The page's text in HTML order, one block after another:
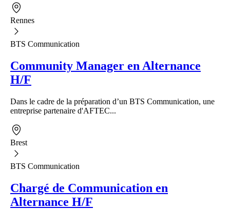
Rennes
BTS Communication
Community Manager en Alternance
H/F
Dans le cadre de la préparation d’un BTS Communication, une
entreprise partenaire d'AFTEC...
Brest
BTS Communication
Chargé de Communication en
Alternance H/F